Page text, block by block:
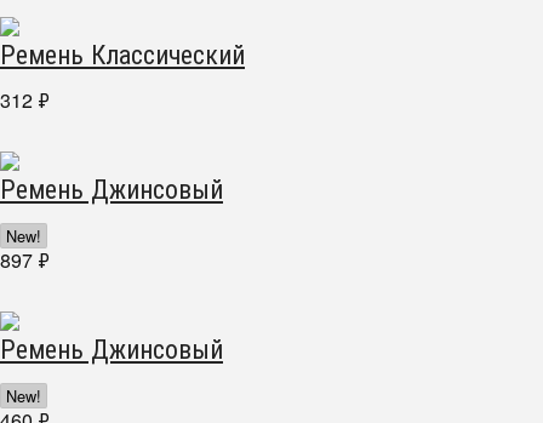
Ремень Классический
312 ₽
Ремень Джинсовый
New!
897 ₽
Ремень Джинсовый
New!